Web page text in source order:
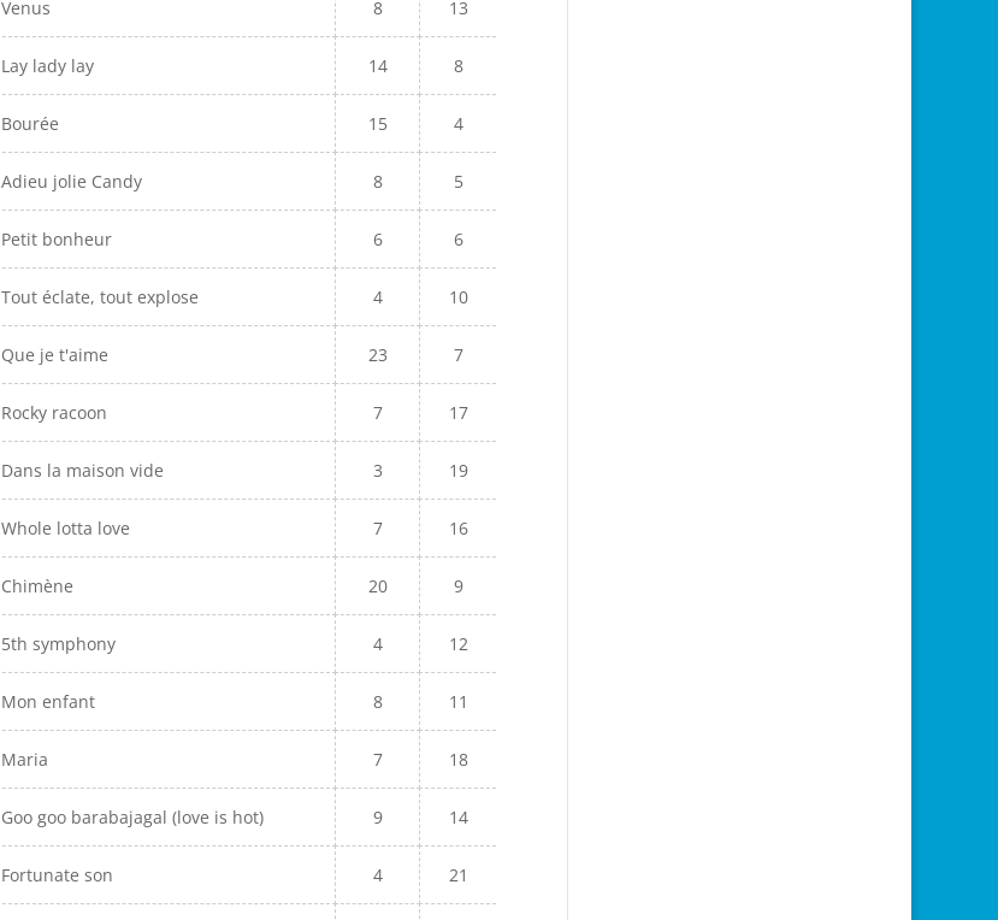
Venus 8 13
Lay lady lay 14 8
Bourée 15 4
Adieu jolie Candy 8 5
Petit bonheur 6 6
Tout éclate, tout explose 4 10
Que je t'aime 23 7
Rocky racoon 7 17
Dans la maison vide 3 19
Whole lotta love 7 16
Chimène 20 9
5th symphony 4 12
Mon enfant 8 11
Maria 7 18
Goo goo barabajagal (love is hot) 9 14
Fortunate son 4 21